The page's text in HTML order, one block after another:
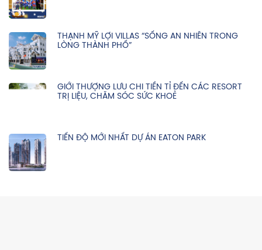
THẠNH MỸ LỢI VILLAS “SỐNG AN NHIÊN TRONG
LÒNG THÀNH PHỐ”
GIỚI THƯỢNG LƯU CHI TIỀN TỈ ĐẾN CÁC RESORT
TRỊ LIỆU, CHĂM SÓC SỨC KHOẺ
TIẾN ĐỘ MỚI NHẤT DỰ ÁN EATON PARK